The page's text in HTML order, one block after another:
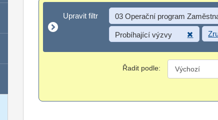
Upravit filtr
Upravit filtr 03 Operační program
Probíhající výzvy
Řadit podle: